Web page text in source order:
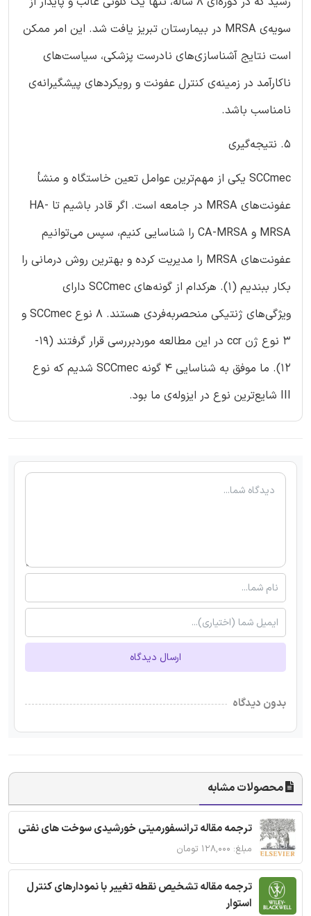
سویه‌ی MRSA در بیمارستان تبریز یافت شد. این امر ممکن
است نتایج آشناسازی‌های نادرست پزشکی، سیاست‌های
ناکارآمد در زمینه‌ی کنترل عفونت و رویکردهای پیشگیرانه‌ی
نامناسب باشد.
5. نتیجه‌گیری
SCCmec یکی از مهم‌ترین عوامل تعین خاستگاه و منشأ
عفونت‌های MRSA در جامعه است. اگر قادر باشیم تا HA-
MRSA و CA-MRSA را شناسایی کنیم، سپس می‌توانیم
عفونت‌های MRSA را مدیریت کرده و بهترین روش درمانی را
بکار ببندیم (1). هرکدام از گونه‌های SCCmec دارای
ویژگی‌های ژنتیکی منحصربه‌فردی هستند. 8 نوع SCCmec و
3 نوع ژن ccr در این مطالعه موردبررسی قرار گرفتند (19-
12). ما موفق به شناسایی 4 گونه SCCmec شدیم که نوع
III شایع‌ترین نوع در ایزوله‌ی ما بود.
ارسال دیدگاه
بدون دیدگاه
محصولات مشابه
ترجمه مقاله ترانسفورمیتی خورشیدی سوخت های نفتی
مبلغ: ۱۲۸,۰۰۰ تومان
ترجمه مقاله تشخیص نقطه تغییر با نمودارهای کنترل
استوار